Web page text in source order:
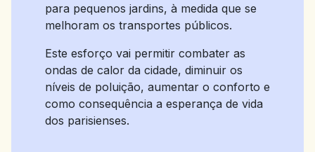
para pequenos jardins, à medida que se
melhoram os transportes públicos.
Este esforço vai permitir combater as
ondas de calor da cidade, diminuir os
níveis de poluição, aumentar o conforto e
como consequência a esperança de vida
dos parisienses.